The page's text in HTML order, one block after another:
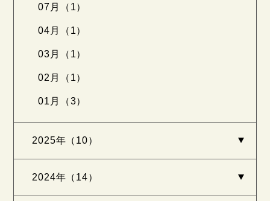
07月（1）
04月（1）
03月（1）
02月（1）
01月（3）
2025年（10）
2024年（14）